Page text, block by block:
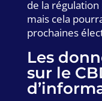
de la
mais cela
prochaines
Les
sur le